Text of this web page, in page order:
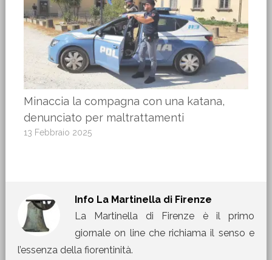
Minaccia la compagna con una katana,
denunciato per maltrattamenti
13 Febbraio 2025
Info La Martinella di Firenze
La Martinella di Firenze è il primo
giornale on line che richiama il senso e
l’essenza della fiorentinità.